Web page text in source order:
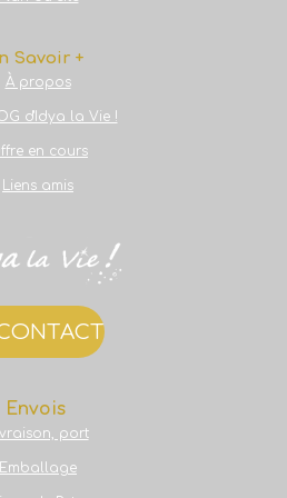
Savoir +
À propos
d'Idya la Vie !
en cours
Liens amis
Envois
port
Emballage